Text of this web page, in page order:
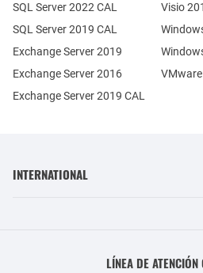
Exchange Server 2019
Exchange Server 2016
SQL Server 2022 CAL
SQL Server 2019 CAL
Exchange Server 2019 CAL
Visio
VMware
INTERNATIONAL
LÍNEA DE